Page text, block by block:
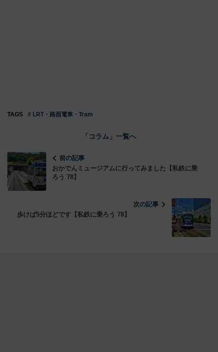
TAGS # LRT・路面電車・Tram
「コラム」一覧へ
前の記事
おかでんミュージアムに行ってみました【私鉄に乗
ろう 78】
次の記事
歩けば5分ほどです【私鉄に乗ろう 78】